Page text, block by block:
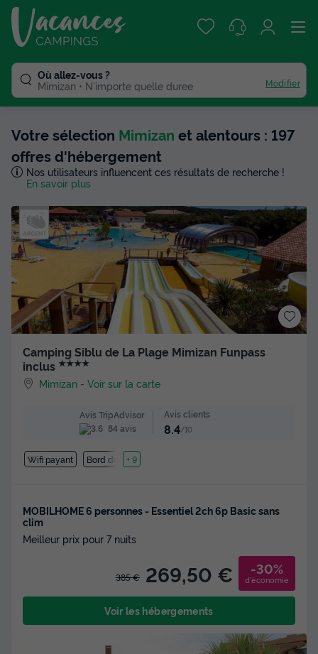
Où allez-vous ?
Mimizan
N'importe quelle duree Modifier
Votre sélection Mimizan et alentours : 197
offres d'hébergement
Nos utilisateurs influencent ces résultats de recherche !
En savoir plus
Camping Siblu de La Plage Mimizan Funpass
inclus ★★★★
Mimizan -Voir sur la carte
Avis TripAdvisor
84 avis
Avis clients
8.4/10
Wifi payant Bord de mer
+ 9
MOBILHOME 6 personnes - Essentiel 2ch 6p Basic sans
clim
Meilleur prix pour 7 nuits
385 € 269,50 € -30%
d'économie
Voir les hébergements